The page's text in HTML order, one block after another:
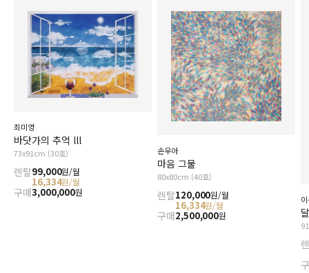
최미영
바닷가의 추억 lll
73x91cm (30호)
렌탈99,000원/월
16,334원/월
구매3,000,000원
손우아
마음 그물
80x80cm (40호)
렌탈120,000원/월
16,334원/월
구매2,500,000원